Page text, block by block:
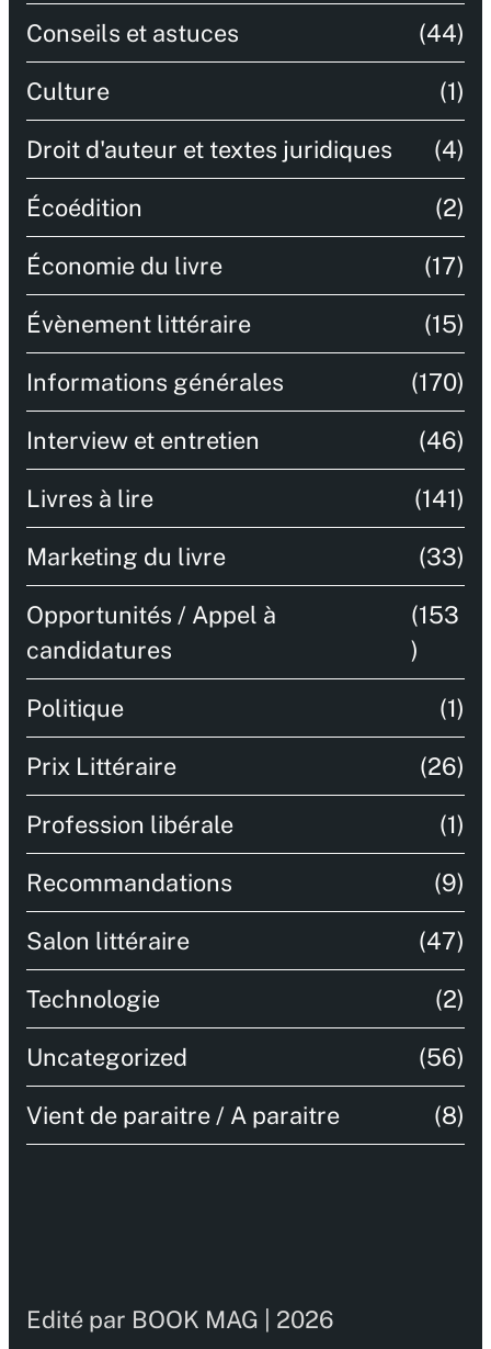
Conseils et astuces (44)
Culture (1)
Droit d'auteur et textes juridiques (4)
Écoédition (2)
Économie du livre (17)
Évènement littéraire (15)
Informations générales (170)
Interview et entretien (46)
Livres à lire (141)
Marketing du livre (33)
Opportunités / Appel à
candidatures
(153
)
Politique (1)
Prix Littéraire (26)
Profession libérale (1)
Recommandations (9)
Salon littéraire (47)
Technologie (2)
Uncategorized (56)
Vient de paraitre / A paraitre (8)
Edité par BOOK MAG | 2026